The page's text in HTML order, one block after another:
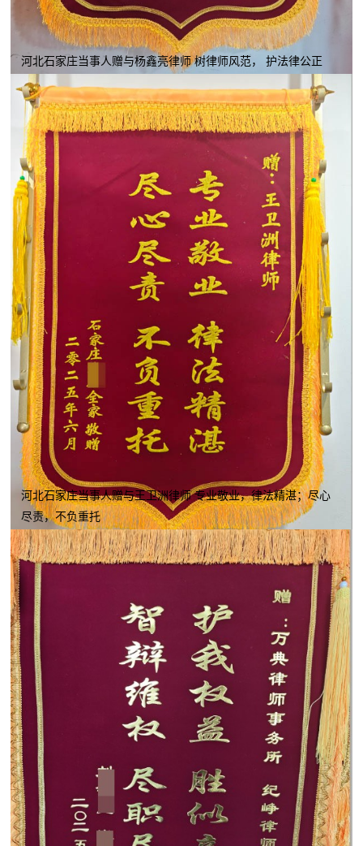
河北石家庄当事人赠与杨鑫亮律师 树律师风范， 护法律公正
河北石家庄当事人赠与王卫洲律师 专业敬业，律法精湛；尽心
尽责，不负重托